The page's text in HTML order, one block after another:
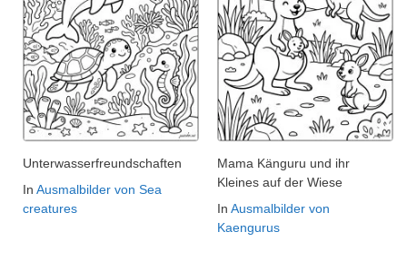
Unterwasserfreundschaften
In Ausmalbilder von Sea
creatures
Mama Känguru und ihr
Kleines auf der Wiese
In Ausmalbilder von
Kaengurus